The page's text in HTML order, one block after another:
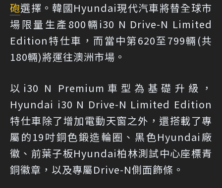
砲選擇。韓國Hyundai現代汽車將替全球市
場限量生產800輛i30 N Drive-N Limited
Edition特仕車，而當中第620至799輛(共
180輛)將運往澳洲市場。
以i30 N Premium車型為基礎升級，
Hyundai i30 N Drive-N Limited Edition
特仕車除了增加電動天窗之外，還搭載了專
屬的19吋銅色鍛造輪圈、黑色Hyundai廠
徽、前葉子板Hyundai柏林測試中心座標青
銅徽章，以及專屬Drive-N側面飾條。